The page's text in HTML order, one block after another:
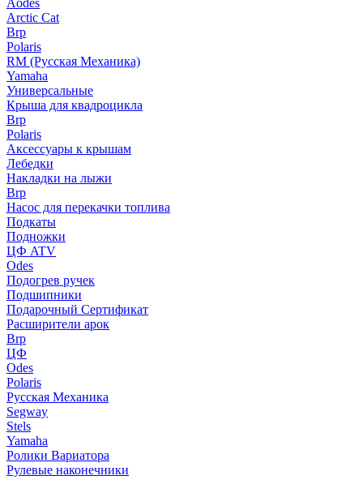
Aodes
Arctic Cat
Brp
Polaris
RM (Русская Механика)
Yamaha
Универсальные
Крыша для квадроцикла
Brp
Polaris
Аксессуары к крышам
Лебедки
Накладки на лыжи
Brp
Насос для перекачки топлива
Подкаты
Подножки
ЦФ ATV
Odes
Подогрев ручек
Подшипники
Подарочный Сертификат
Расширители арок
Brp
ЦФ
Odes
Polaris
Русская Механика
Segway
Stels
Yamaha
Ролики Вариатора
Рулевые наконечники